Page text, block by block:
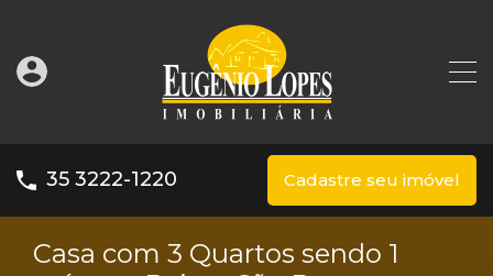
35 3222-1220 Cadastre seu imóvel
Casa com 3 Quartos sendo 1